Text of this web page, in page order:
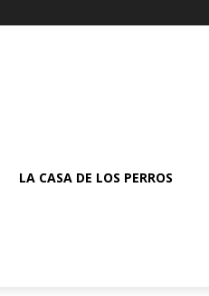
LA CASA DE LOS PERROS